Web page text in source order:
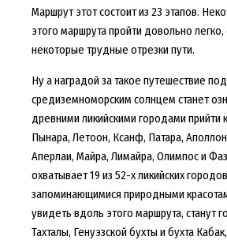
Маршрут этот состоит из 23 этапов.
этого маршрута пройти довольно
некоторые трудные отрезки пути.
Ну а наградой за такое путешествие
средиземноморским солнцем станет
древними ликийскими городами прийти
Пынара, Летоон, Ксанф, Патара,
Аперлаи, Майра, Лимайра, Олимпос и
охватывает 19 из 52-х ликийских
запоминающимися природными
увидеть вдоль этого маршрута, станут
Тахталы, Генуэзской бухты и бухта